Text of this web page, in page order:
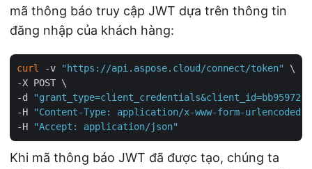
mã thông báo truy cập JWT dựa trên thông tin
đăng nhập của khách hàng:
curl -v "https://api.aspose.cloud/connect/token"
\
-X POST \
-d
"grant_type=client_credentials&client_id=bb959721-
-H
"Content-Type: application/x-www-form-urlencoded"
-H
"Accept: application/json"
Khi mã thông báo JWT đã được tạo, chúng ta